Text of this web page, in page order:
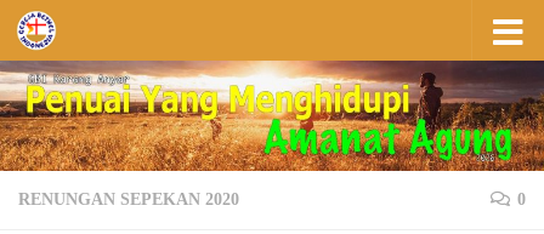
Skip to content
RENUNGAN SEPEKAN 2020 0